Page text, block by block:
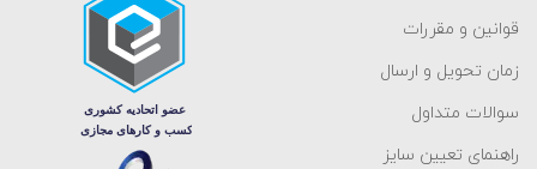
قوانین و مقررات
زمان تحویل و ارسال
سوالات متداول
راهنمای تعیین سایز